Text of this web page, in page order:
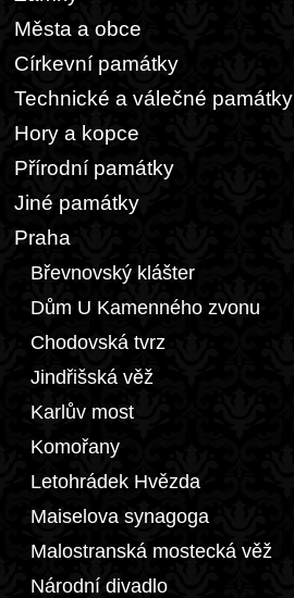
Města a obce
Církevní památky
Technické a válečné památky
Hory a kopce
Přírodní památky
Jiné památky
Praha
Břevnovský klášter
Dům U Kamenného zvonu
Chodovská tvrz
Jindřišská věž
Karlův most
Komořany
Letohrádek Hvězda
Maiselova synagoga
Malostranská mostecká věž
Národní divadlo